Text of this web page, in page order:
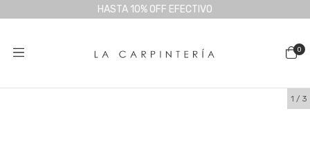
HASTA 10% OFF EFECTIVO
0
1 / 3